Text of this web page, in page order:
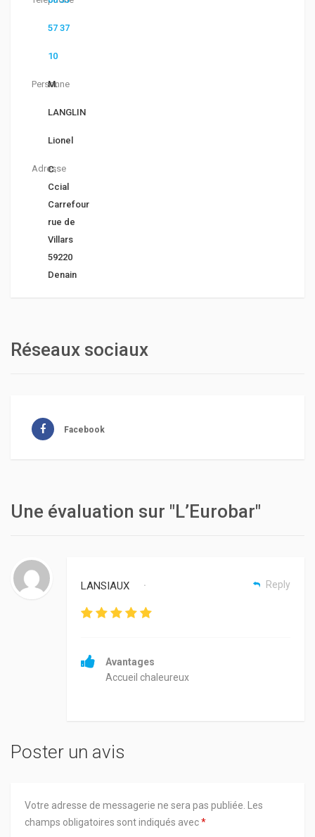
57 37
10
Personne
M.
LANGLIN
Lionel
Adresse
C.
Ccial
Carrefour
rue de
Villars
59220
Denain
Réseaux sociaux
Facebook
Une évaluation sur "L’Eurobar"
LANSIAUX • Reply
Avantages
Accueil chaleureux
Poster un avis
Votre adresse de messagerie ne sera pas publiée.
Les
champs obligatoires sont indiqués avec*